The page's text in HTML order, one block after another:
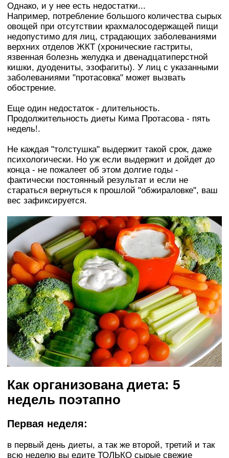
Однако, и у нее есть недостатки...
Например, потребление большого количества сырых
овощей при отсутствии крахмалосодержащей пищи
недопустимо для лиц, страдающих заболеваниями
верхних отделов ЖКТ (хронические гастриты,
язвенная болезнь желудка и двенадцатиперстной
кишки, дуодениты, эзофагиты). У лиц с указанными
заболеваниями "протасовка" может вызвать
обострение.
Еще один недостаток - длительность.
Продолжительность диеты Кима Протасова - пять
недель!.
Не каждая "толстушка" выдержит такой срок, даже
психологически. Но уж если выдержит и дойдет до
конца - не пожалеет об этом долгие годы -
фактически постоянный результат и если не
стараться вернуться к прошлой "обжираловке", ваш
вес зафиксируется.
Как организована диета: 5
недель поэтапно
Первая неделя:
в первый день диеты, а так же второй, третий и так
всю неделю вы едите ТОЛЬКО сырые свежие